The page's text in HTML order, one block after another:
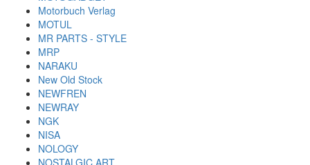
Motorbuch Verlag
MOTUL
MR PARTS - STYLE
MRP
NARAKU
New Old Stock
NEWFREN
NEWRAY
NGK
NISA
NOLOGY
NOSTALGIC ART